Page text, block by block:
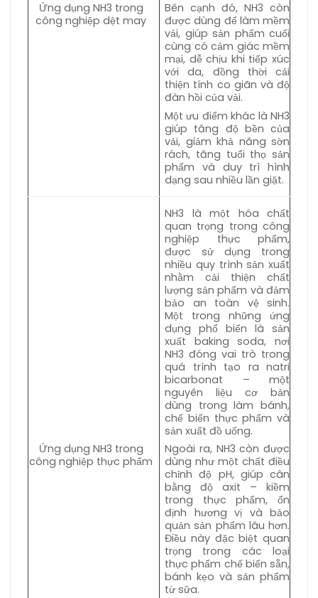
Ứng dụng NH3 trong
công nghiệp dệt may
Bên cạnh đó, NH3 còn
được dùng để làm mềm
vải, giúp sản phẩm cuối
cùng có cảm giác mềm
mại, dễ chịu khi tiếp xúc
với da, đồng thời cải
thiện tính co giãn và độ
đàn hồi của vải.
Một ưu điểm khác là NH3
giúp tăng độ bền của
vải, giảm khả năng sờn
rách, tăng tuổi thọ sản
phẩm và duy trì hình
dạng sau nhiều lần giặt.
Ứng dụng NH3 trong
công nghiệp thực phẩm
NH3 là một hóa chất
quan trọng trong công
nghiệp thực phẩm,
được sử dụng trong
nhiều quy trình sản xuất
nhằm cải thiện chất
lượng sản phẩm và đảm
bảo an toàn vệ sinh.
Một trong những ứng
dụng phổ biến là sản
xuất baking soda, nơi
NH3 đóng vai trò trong
quá trình tạo ra natri
bicarbonat – một
nguyên liệu cơ bản
dùng trong làm bánh,
chế biến thực phẩm và
sản xuất đồ uống.
Ngoài ra, NH3 còn được
dùng như một chất điều
chỉnh độ pH, giúp cân
bằng độ axit – kiềm
trong thực phẩm, ổn
định hương vị và bảo
quản sản phẩm lâu hơn.
Điều này đặc biệt quan
trọng trong các loại
thực phẩm chế biến sẵn,
bánh kẹo và sản phẩm
từ sữa.